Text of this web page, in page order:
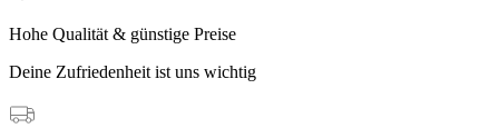
Hohe Qualität & günstige Preise
Deine Zufriedenheit ist uns wichtig